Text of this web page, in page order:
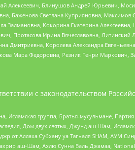
Алексеевич, Блинушов Андрей Юрьевич,
Баженова Светлана Куприяновна, Максимов
Залмановна, Кокорина Екатерина
Протасова Ирина Вячеславовна, Литинский
Дмитриевна, Королева Александра
Мара Федоровна, Резник Генри Маркович,
с законодательством
группа, Братья-мусульмане, Партия
Дом двух святых, Джунд аш-Шам,
от Аллаха Субхану уа Тагьаля SHAM, АУМ
аш-Шам, Ахлю Сунна Валь Джамаа,